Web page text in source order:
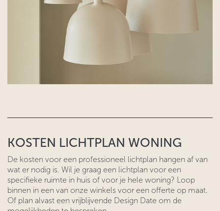
KOSTEN LICHTPLAN WONING
De kosten voor een professioneel lichtplan hangen af van
wat er nodig is. Wil je graag een lichtplan voor een
specifieke ruimte in huis of voor je hele woning? Loop
binnen in een van onze winkels voor een offerte op maat.
Of plan alvast een vrijblijvende Design Date om de